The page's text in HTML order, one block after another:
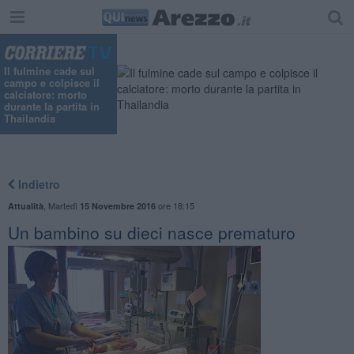
Il fulmine cade sul
campo e colpisce il
calciatore: morto
durante la partita in
Thailandia
Indietro
Attualità Martedì 15 Novembre 2016ore 18:15
Un bambino su dieci nasce prematuro